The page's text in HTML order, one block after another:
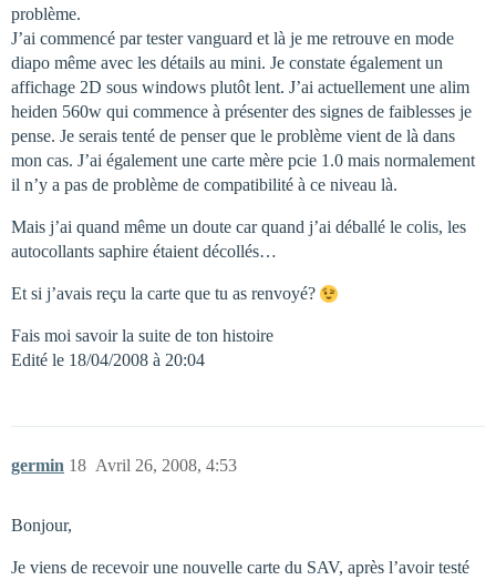
problème.
J’ai commencé par tester vanguard et là je me retrouve en mode
diapo même avec les détails au mini. Je constate également un
affichage 2D sous windows plutôt lent. J’ai actuellement une alim
heiden 560w qui commence à présenter des signes de faiblesses je
pense. Je serais tenté de penser que le problème vient de là dans
mon cas. J’ai également une carte mère pcie 1.0 mais normalement
il n’y a pas de problème de compatibilité à ce niveau là.
Mais j’ai quand même un doute car quand j’ai déballé le colis, les
autocollants saphire étaient décollés…
Et si j’avais reçu la carte que tu as renvoyé?
Fais moi savoir la suite de ton histoire
Edité le 18/04/2008 à 20:04
germin Avril 26, 2008, 4:53
18
Bonjour,
Je viens de recevoir une nouvelle carte du SAV, après l’avoir testé